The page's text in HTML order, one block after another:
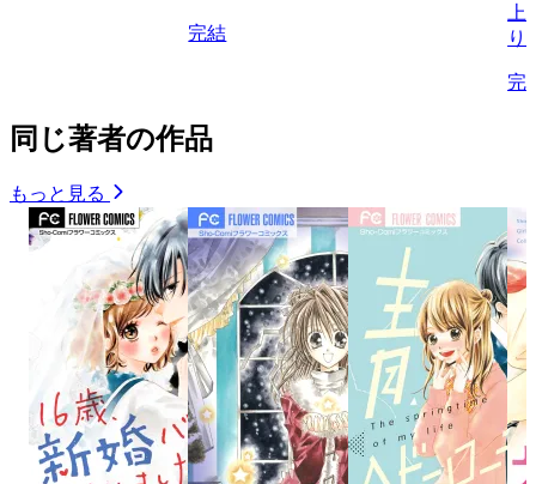
完結
り
完
同じ著者の作品
もっと見る